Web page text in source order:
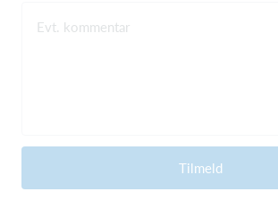
Evt. kommentar
Tilmeld